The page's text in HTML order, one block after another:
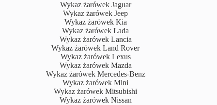
Wykaz żarówek Jaguar
Wykaz żarówek Jeep
Wykaz żarówek Kia
Wykaz żarówek Lada
Wykaz żarówek Lancia
Wykaz żarówek Land Rover
Wykaz żarówek Lexus
Wykaz żarówek Mazda
Wykaz żarówek Mercedes-Benz
Wykaz żarówek Mini
Wykaz żarówek Mitsubishi
Wykaz żarówek Nissan